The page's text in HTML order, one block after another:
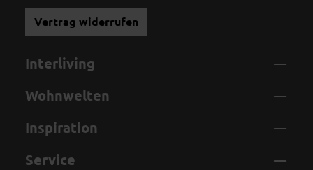
Vertrag widerrufen
Interliving
Wohnwelten
Inspiration
Service